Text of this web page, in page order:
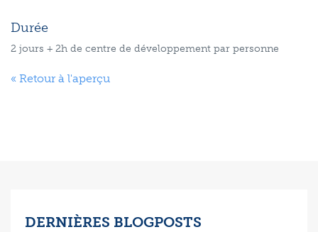
Durée
2 jours + 2h de centre de développement par personne
« Retour à l'aperçu
DERNIÈRES BLOGPOSTS